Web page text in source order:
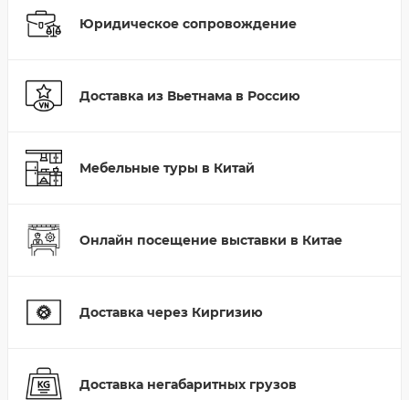
Юридическое сопровождение
Доставка из Вьетнама в Россию
Мебельные туры в Китай
Онлайн посещение выставки в Китае
Доставка через Киргизию
Доставка негабаритных грузов